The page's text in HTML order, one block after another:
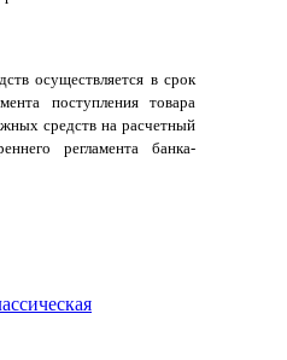
осуществляется в срок
поступления товара
средств на расчетный
регламента банка-